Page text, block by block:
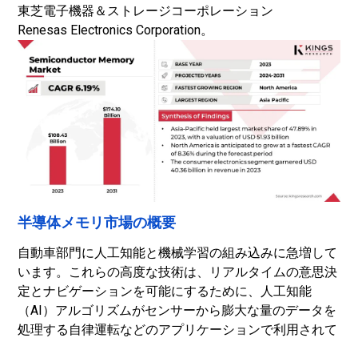
東芝電子機器＆ストレージコーポレーション
Renesas Electronics Corporation。
半導体メモリ市場の概要
自動車部門に人工知能と機械学習の組み込みに急増して
います。これらの高度な技術は、リアルタイムの意思決
定とナビゲーションを可能にするために、人工知能
（AI）アルゴリズムがセンサーから膨大な量のデータを
処理する自律運転などのアプリケーションで利用されて